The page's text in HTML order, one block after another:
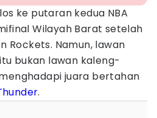
ke putaran kedua NBA
Wilayah Barat setelah
Rockets. Namun, lawan
bukan lawan kaleng-
juara bertahan
.